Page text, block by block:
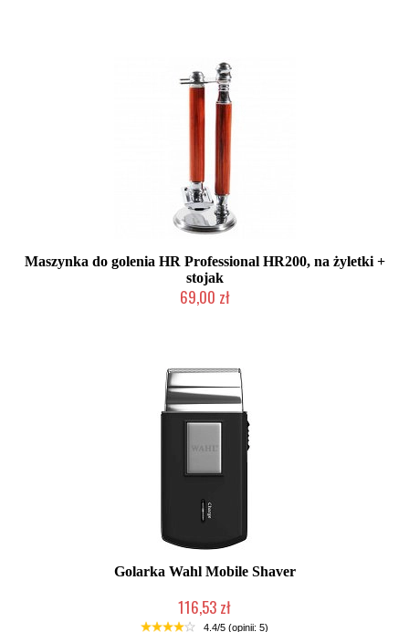
Maszynka do golenia HR Professional HR200, na żyletki +
stojak
69,00 zł
Golarka Wahl Mobile Shaver
116,53 zł
Duża ilość (wysyłka w 24h)
4.4/5 (opinii: 5)